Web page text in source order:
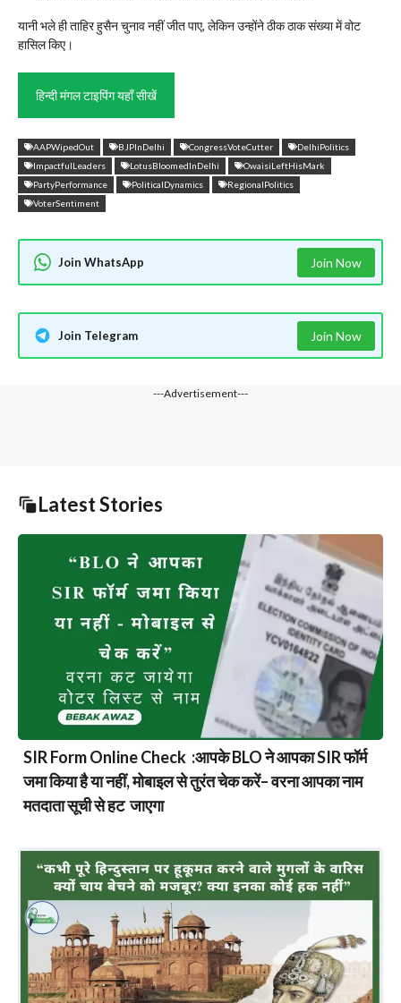
यानी भले ही ताहिर हुसैन चुनाव नहीं जीत पाए, लेकिन उन्होंने ठीक ठाक संख्या में वोट
हासिल किए।
हिन्दी मंगल टाइपिंग यहाँ सीखें
AAPWipedOut BJPInDelhi CongressVoteCutter
DelhiPolitics
ImpactfulLeaders
LotusBloomedInDelhi
OwaisiLeftHisMark
PartyPerformance
PoliticalDynamics
RegionalPolitics
VoterSentiment
Join WhatsApp Join Now
Join Telegram Join Now
---Advertisement---
Latest Stories
SIR Form Online Check :आपके BLO ने आपका SIR फॉर्म
जमा किया है या नहीं, मोबाइल से तुरंत चेक करें– वरना आपका नाम
मतदाता सूची से हट जाएगा